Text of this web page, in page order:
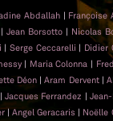
Abdallah| Françoise
Jean Borsotto | Nicolas
|Serge Ceccarelli | Didier
| Maria Colonna |
Déon|Aram Dervent|
|Jacques Ferrandez |
|Angel Geracaris | Noëlle